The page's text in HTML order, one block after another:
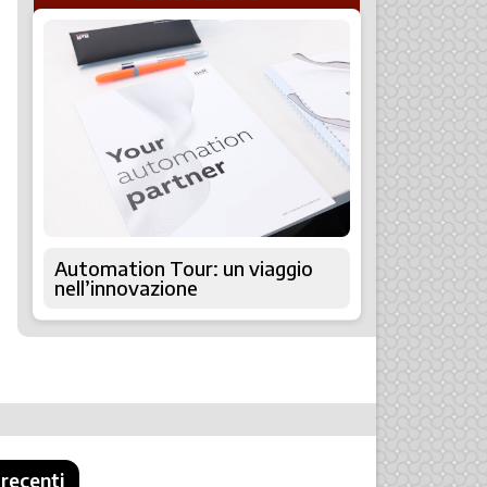
Automation Tour: un viaggio
nell’innovazione